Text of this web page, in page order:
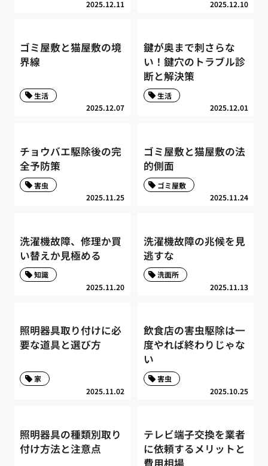
2025.12.11 2025.12.10
ゴミ屋敷と猫屋敷の境
界線
2025.12.07
生活
鍵が奥まで刺さらな
い！鍵穴のトラブル診
断と解決策
2025.12.01
生活
チョウバエ駆除後の完
全予防策
2025.11.25
害虫
ゴミ屋敷と猫屋敷の法
的側面
2025.11.24
ゴミ屋敷
洗濯機故障、修理か買
い替えか見極める
2025.11.20
知識
洗濯機故障の兆候を見
逃すな
2025.11.13
洗面所
照明器具取り付けに必
要な道具と選び方
2025.11.02
家
飲食店の害虫駆除は一
度やれば終わりじゃな
い
2025.10.25
害虫
照明器具の種類別取り
付け方法と注意点
テレビ端子交換を業者
に依頼するメリットと
費用相場